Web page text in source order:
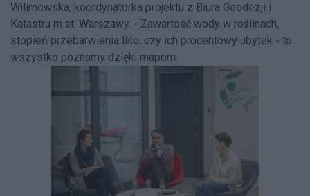
Wilimowska, koordynatorka projektu z Biura Geodezji i
Katastru m.st. Warszawy. - Zawartość wody w roślinach,
stopień przebarwienia liści czy ich procentowy ubytek - to
wszystko poznamy dzięki mapom.